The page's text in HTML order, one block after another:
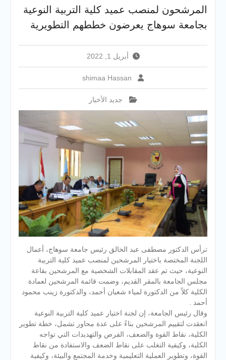
والخدمية بجامعة سوهاج
جامعة سوهاج تفتح أبوابها
الإلكتروني للقبول بالجامعات
2026
المرشحون لمنصب عميد كلية التربية النوعية
بجامعة سوهاج يعرضون خططهم التطويرية
أبريل 1, 2022
shimaa Hassan
جديد الأخبار
ترأس الدكتور مصطفى عبد الخالق رئيس جامعة سوهاج، أعمال
اللجنة المختصة باختيار المرشحين لمنصب عميد كلية التربية
النوعية، حيث تم عقد المقابلات الشخصية مع المرشحين بقاعة
مجلس الجامعة بالمقر القديم، وضمت قائمة المرشحين لعمادة
الكلية كلاً من الدكتورة لمياء شعبان أحمد، والدكتورة زينب محمود
أحمد .
وقال رئيس الجامعة، إن لجنة اختيار عميد كلية التربية النوعية
انعقدت لتقييم المرشحين بناءً على عدة محاور تشمل، خطة تطوير
الكلية، نقاط القوة والضعف، الفرص والتهديدات التي تواجه
الكلية، وكيفية التغلب على نقاط الضعف والاستفادة من نقاط
القوة، وتطوير العملية التعليمية وخدمة المجتمع والبيئة، وكيفية